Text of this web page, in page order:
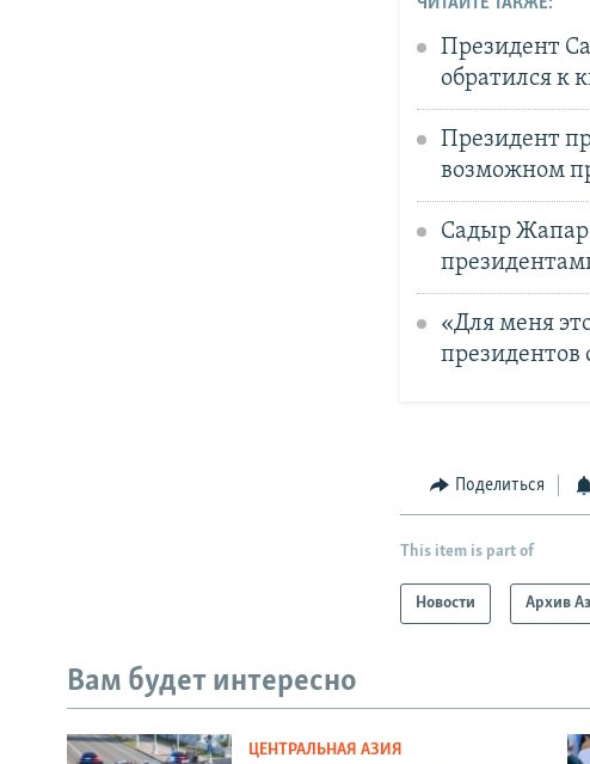
ЧИТАЙТЕ ТАКЖЕ:
Президент
обратился к
Президент
возможном
Садыр
«Для меня
Поделиться
This item is part of
Новости Архив
Вам будет интересно
ЦЕНТРАЛЬНАЯ АЗИЯ